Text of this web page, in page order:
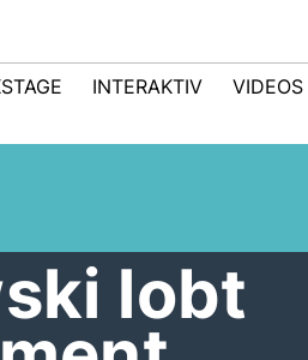
INTERAKTIV VIDEOS
lobt